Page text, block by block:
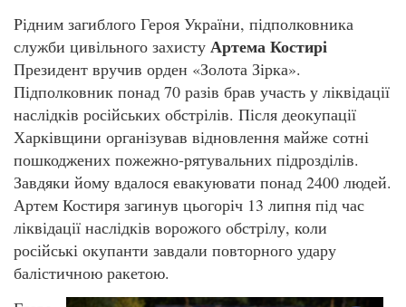
Рідним загиблого Героя України, підполковника
служби цивільного захисту Артема Костирі
Президент вручив орден «Золота Зірка».
Підполковник понад 70 разів брав участь у ліквідації
наслідків російських обстрілів. Після деокупації
Харківщини організував відновлення майже сотні
пошкоджених пожежно-рятувальних підрозділів.
Завдяки йому вдалося евакуювати понад 2400 людей.
Артем Костиря загинув цьогоріч 13 липня під час
ліквідації наслідків ворожого обстрілу, коли
російські окупанти завдали повторного удару
балістичною ракетою.